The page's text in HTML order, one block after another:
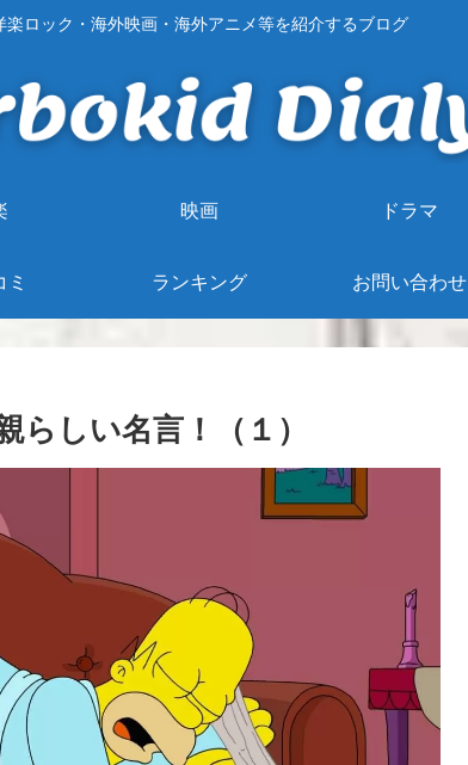
楽ロック・海外映画・海外アニメ等を紹介するブログ
映画 ドラマ
ミ ランキング お問い合わせ
らしい名言！（１）